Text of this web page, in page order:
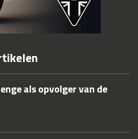
als opvolger van de